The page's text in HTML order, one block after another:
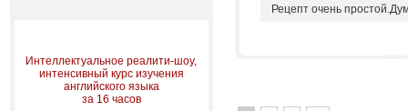
Интеллектуальное реалити-шоу,
интенсивный курс изучения
английского языка
за 16 часов
Рецепт очень